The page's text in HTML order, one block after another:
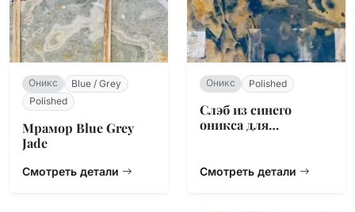
Оникс
Blue / Grey
Polished
Мрамор Blue Grey
Jade
Смотреть детали
Оникс Polished
Слэб из синего
оникса для
Смотреть детали